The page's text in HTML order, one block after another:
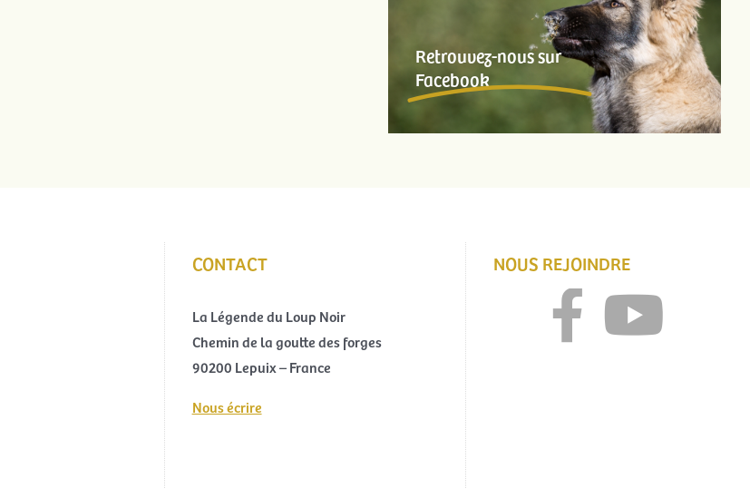
Retrouvez-nous sur
Facebook
CONTACT
La Légende du Loup Noir
Chemin de la goutte des forges
90200 Lepuix – France
Nous écrire
NOUS REJOINDRE